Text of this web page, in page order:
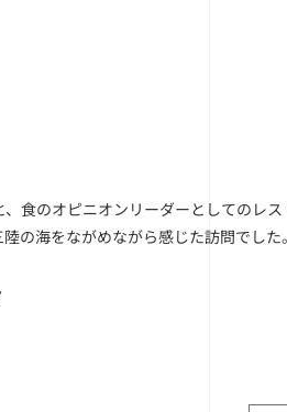
食のオピニオンリーダーとしてのレ
の海をながめながら感じた訪問でした。